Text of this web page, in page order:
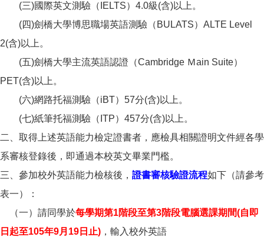
(三)國際英文測驗（IELTS）4.0級(含)以上。
(四)劍橋大學博思職場英語測驗（BULATS）ALTE Level
2(含)以上。
(五)劍橋大學主流英語認證（Cambridge Ｍain Suite）
PET(含)以上。
(六)網路托福測驗（iBT）57分(含)以上。
(七)紙筆托福測驗（ITP）457分(含)以上。
二、取得上述英語能力檢定證書者，應檢具相關證明文件經各學
系審核登錄後，即通過本校英文畢業門檻。
三、參加校外英語能力檢核後， 證書審核驗證流程如下（請參考
表一）：
（一）請同學於每學期第1階段至第3階段電腦選課期間(自即
日起至105年9月19日止) ，輸入校外英語